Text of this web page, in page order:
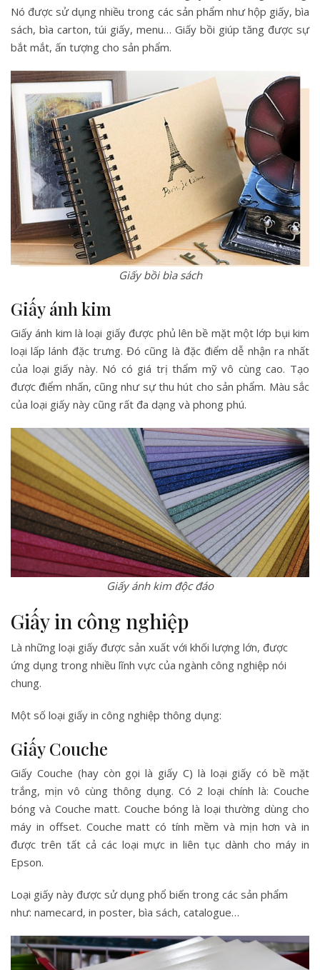
Nó được sử dụng nhiều trong các sản phẩm như hộp giấy, bìa
sách, bìa carton, túi giấy, menu… Giấy bồi giúp tăng được sự
bắt mắt, ấn tượng cho sản phẩm.
Giấy bồi bìa sách
Giấy ánh kim
Giấy ánh kim là loại giấy được phủ lên bề mặt một lớp bụi kim
loại lấp lánh đặc trưng. Đó cũng là đặc điểm dễ nhận ra nhất
của loại giấy này. Nó có giá trị thẩm mỹ vô cùng cao. Tạo
được điểm nhấn, cũng như sự thu hút cho sản phẩm. Màu sắc
của loại giấy này cũng rất đa dạng và phong phú.
Giấy ánh kim độc đáo
Giấy in công nghiệp
Là những loại giấy được sản xuất với khối lượng lớn, được
ứng dụng trong nhiều lĩnh vực của ngành công nghiệp nói
chung.
Một số loại giấy in công nghiệp thông dụng:
Giấy Couche
Giấy Couche (hay còn gọi là giấy C) là loại giấy có bề mặt
trắng, mịn vô cùng thông dụng. Có 2 loại chính là: Couche
bóng và Couche matt. Couche bóng là loại thường dùng cho
máy in offset. Couche matt có tính mềm và mịn hơn và in
được trên tất cả các loại mực in liên tục dành cho máy in
Epson.
Loại giấy này được sử dụng phổ biến trong các sản phẩm
như: namecard, in poster, bìa sách, catalogue…